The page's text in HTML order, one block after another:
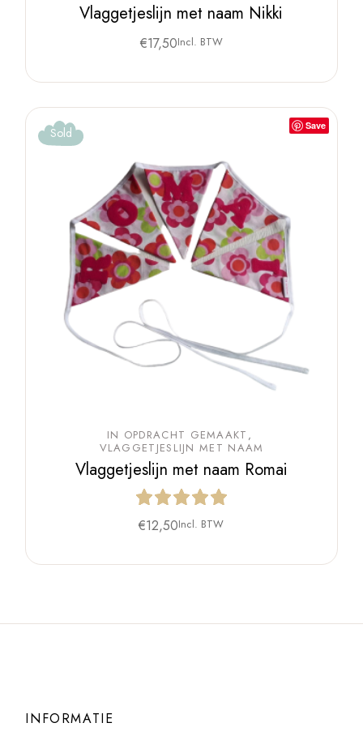
Vlaggetjeslijn met naam Nikki
€17,50Incl. BTW
Save
Sold
IN OPDRACHT GEMAAKT
VLAGGETJESLIJN MET NAAM
Vlaggetjeslijn met naam Romai
€12,50Incl. BTW
INFORMATIE